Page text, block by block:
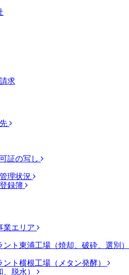
求
証の写し
理状況
録簿
業エリア
ント東浦工場（焼却、破砕、選別）
ント横根工場（メタン発酵）
、脱水）